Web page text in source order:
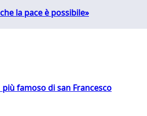
la pace è possibile»
famoso di san Francesco